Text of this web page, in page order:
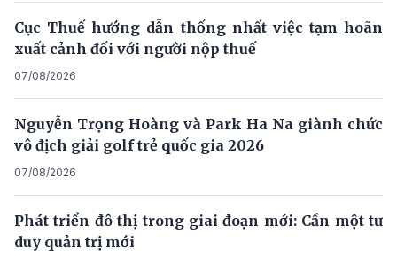
Cục Thuế hướng dẫn thống nhất việc tạm hoãn
xuất cảnh đối với người nộp thuế
07/08/2026
Nguyễn Trọng Hoàng và Park Ha Na giành chức
vô địch giải golf trẻ quốc gia 2026
07/08/2026
Phát triển đô thị trong giai đoạn mới: Cần một tư
duy quản trị mới